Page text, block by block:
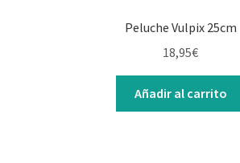
Peluche Vulpix 25cm
18,95€
Añadir al carrito